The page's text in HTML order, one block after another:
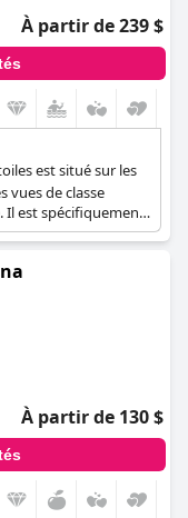
À partir de 239 $
est situé sur les
vues de classe
est spécifiquement
spéciales et les
et axée sur les
À partir de 130 $